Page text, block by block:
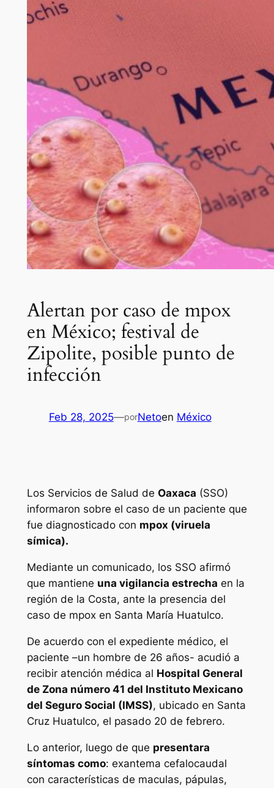
Alertan por caso de mpox
en México; festival de
Zipolite, posible punto de
infección
Feb 28, 2025—porNetoen México
Los Servicios de Salud de Oaxaca (SSO)
informaron sobre el caso de un paciente que
fue diagnosticado con mpox (viruela
símica).
Mediante un comunicado, los SSO afirmó
que mantiene una vigilancia estrecha en la
región de la Costa, ante la presencia del
caso de mpox en Santa María Huatulco.
De acuerdo con el expediente médico, el
paciente –un hombre de 26 años- acudió a
recibir atención médica al Hospital General
de Zona número 41 del Instituto Mexicano
del Seguro Social (IMSS), ubicado en Santa
Cruz Huatulco, el pasado 20 de febrero.
Lo anterior, luego de que presentara
síntomas como: exantema cefalocaudal
con características de maculas, pápulas,